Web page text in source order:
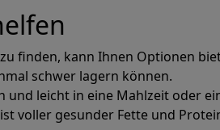
finden, kann Ihnen Optionen
schwer lagern können.
und leicht in eine Mahlzeit oder
voller gesunder Fette und